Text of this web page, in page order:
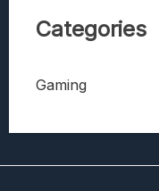
Categories
Gaming